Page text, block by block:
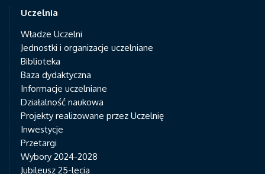
Uczelnia
Władze Uczelni
Jednostki i organizacje uczelniane
Biblioteka
Baza dydaktyczna
Informacje uczelniane
Działalność naukowa
Projekty realizowane przez Uczelnię
Inwestycje
Przetargi
Wybory 2024-2028
Jubileusz 25-lecia